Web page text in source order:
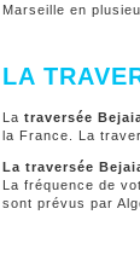
Marseille en
LA
La traversée
la France. La
La traversée
La fréquence de
sont prévus par